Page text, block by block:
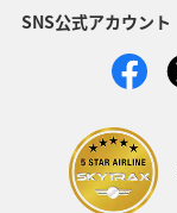
SNS公式アカウント